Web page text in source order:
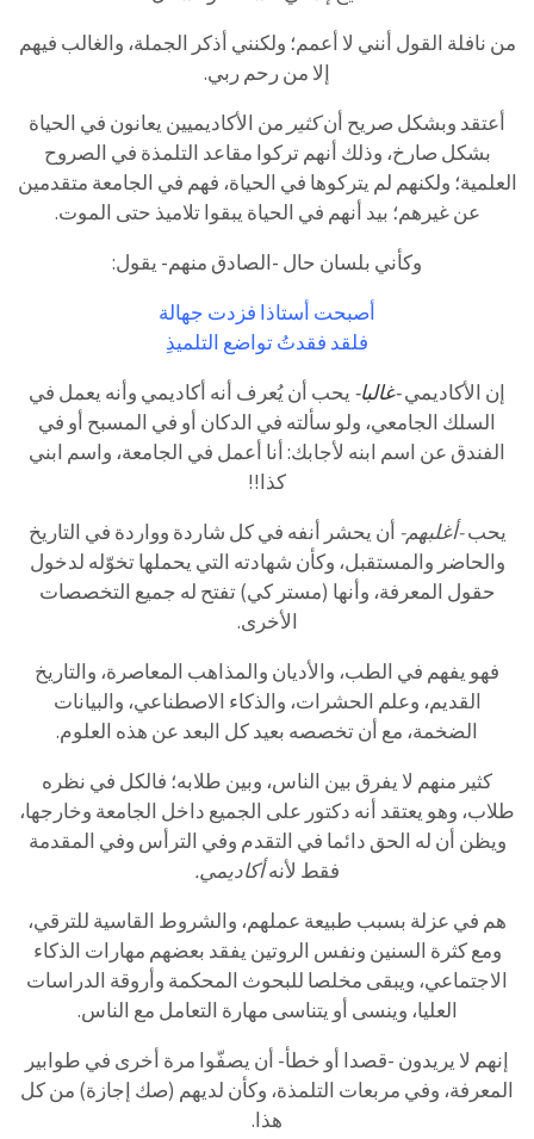
من نافلة القول أنني لا أعمم؛ ولكنني أذكر الجملة، والغالب فيهم
إلا من رحم ربي.
أعتقد وبشكل صريح أنكثير من الأكاديميين يعانون في الحياة
بشكل صارخ، وذلك أنهم تركوا مقاعد التلمذة في الصروح
العلمية؛ ولكنهم لم يتركوها في الحياة، فهم في الجامعة متقدمين
عن غيرهم؛ بيد أنهم في الحياة يبقوا تلاميذ حتى الموت.
وكأني بلسان حال -الصادق منهم- يقول:
أصبحت أستاذا فزدت جهالة
فلقد فقدتُ تواضع التلميذِ
إن الأكاديمي-غالبا- يحب أن يُعرف أنه أكاديمي وأنه يعمل في
السلك الجامعي، ولو سألته في الدكان أو في المسبح أو في
الفندق عن اسم ابنه لأجابك: أنا أعمل في الجامعة، واسم ابني
كذا!!
يحب-أغلبهم- أن يحشر أنفه في كل شاردة وواردة في التاريخ
والحاضر والمستقبل، وكأن شهادته التي يحملها تخوّله لدخول
حقول المعرفة، وأنها (مستر كي) تفتح له جميع التخصصات
الأخرى.
فهو يفهم في الطب، والأديان والمذاهب المعاصرة، والتاريخ
القديم، وعلم الحشرات، والذكاء الاصطناعي، والبيانات
الضخمة، مع أن تخصصه بعيد كل البعد عن هذه العلوم.
كثير منهم لا يفرق بين الناس، وبين طلابه؛ فالكل في نظره
طلاب، وهو يعتقد أنه دكتور على الجميع داخل الجامعة وخارجها،
ويظن أن له الحق دائما في التقدم وفي الترأس وفي المقدمة
فقط لأنهأكاديمي.
هم في عزلة بسبب طبيعة عملهم، والشروط القاسية للترقي،
ومع كثرة السنين ونفس الروتين يفقد بعضهم مهارات الذكاء
الاجتماعي، ويبقى مخلصا للبحوث المحكمة وأروقة الدراسات
العليا، وينسى أو يتناسى مهارة التعامل مع الناس.
إنهم لا يريدون -قصدا أو خطأ- أن يصفّوا مرة أخرى في طوابير
المعرفة، وفي مربعات التلمذة، وكأن لديهم (صك إجازة) من كل
هذا.